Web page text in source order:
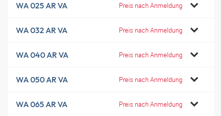
WA 025 AR VA Preis nach Anmeldung
WA 032 AR VA Preis nach Anmeldung
WA 040 AR VA Preis nach Anmeldung
WA 050 AR VA Preis nach Anmeldung
WA 065 AR VA Preis nach Anmeldung